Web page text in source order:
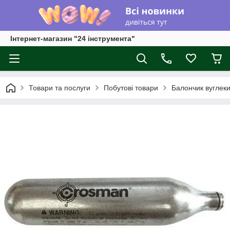
Інтернет-магазин "24 інструмента"
Товари та послуги Побутові товари Балончик